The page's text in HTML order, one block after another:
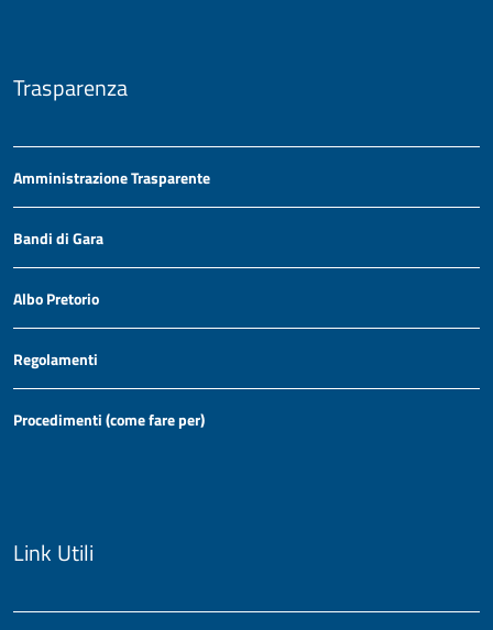
Trasparenza
Amministrazione Trasparente
Bandi di Gara
Albo Pretorio
Regolamenti
Procedimenti (come fare per)
Link Utili